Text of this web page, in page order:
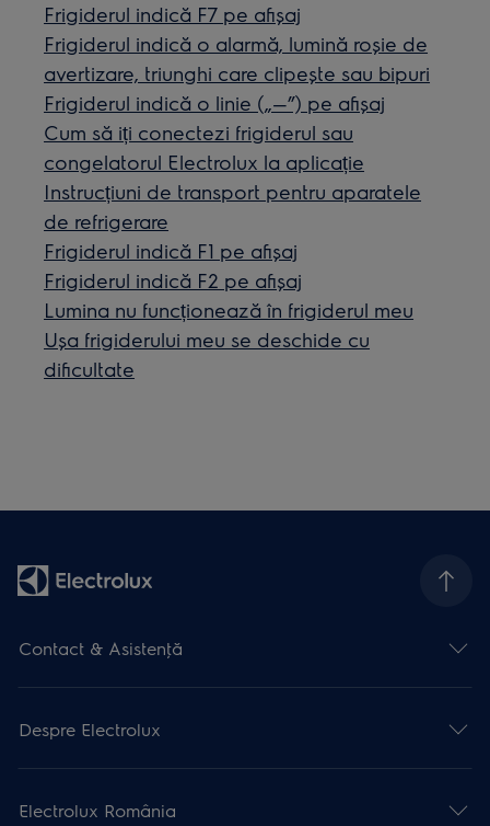
Frigiderul indică F7 pe afișaj
Frigiderul indică o alarmă, lumină roșie de
avertizare, triunghi care clipește sau bipuri
Frigiderul indică o linie („—”) pe afișaj
Cum să iți conectezi frigiderul sau
congelatorul Electrolux la aplicație
Instrucțiuni de transport pentru aparatele
de refrigerare
Frigiderul indică F1 pe afișaj
Frigiderul indică F2 pe afișaj
Lumina nu funcționează în frigiderul meu
Ușa frigiderului meu se deschide cu
dificultate
Contact & Asistenţă
Despre Electrolux
Electrolux România